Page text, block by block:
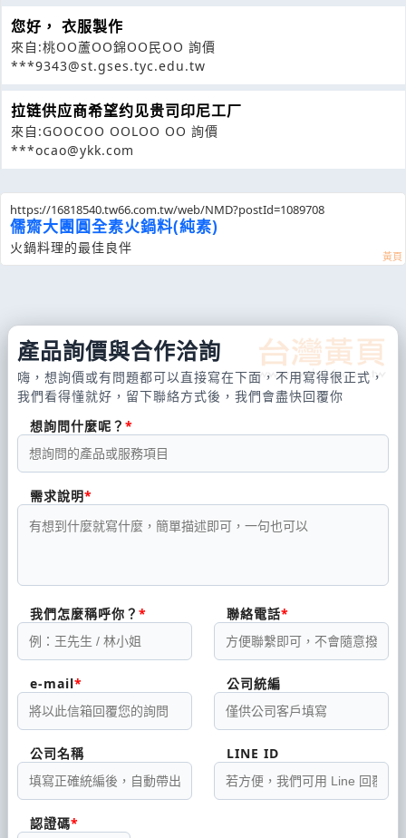
您好， 衣服製作
來自:桃OO蘆OO錦OO民OO 詢價
***9343@st.gses.tyc.edu.tw
拉链供应商希望约见贵司印尼工厂
來自:GOOCOO OOLOO OO 詢價
***ocao@ykk.com
https://16818540.tw66.com.tw/web/NMD?postId=1089708
儒齋大團圓全素火鍋料(純素)
火鍋料理的最佳良伴
產品詢價與合作洽詢
嗨，想詢價或有問題都可以直接寫在下面，不用寫得很正式，
我們看得懂就好，留下聯絡方式後，我們會盡快回覆你
想詢問什麼呢？
需求說明
我們怎麼稱呼你？ 聯絡電話
e-mail 公司統編
公司名稱 LINE ID
認證碼